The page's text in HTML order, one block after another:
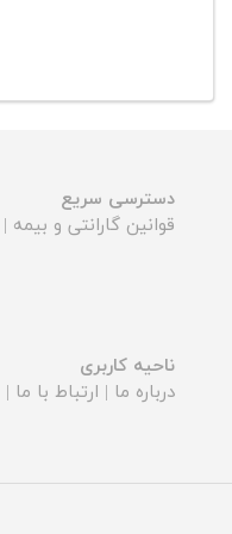
دسترسی سریع
قوانین گارانتی و بیمه |
ناحیه کاربری
درباره ما | ارتباط با ما |